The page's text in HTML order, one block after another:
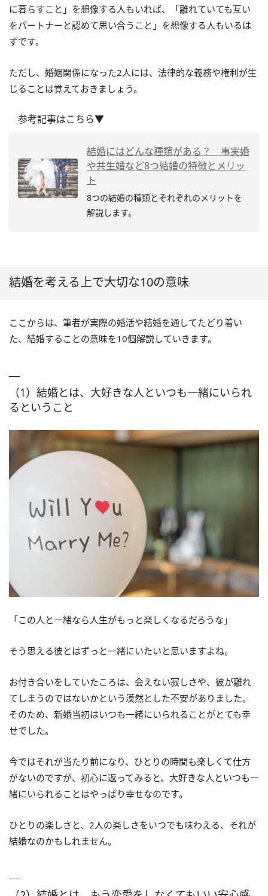
に暮らすこと」を想像する人もいれば、「離れていても互い
をパートナーと認めて思い合うこと」を想像する人もいるは
ずです。
ただし、婚姻関係になった2人には、法律的な義務や権利が生
じることは覚えておきましょう。
参考記事はこちら▼
結婚にはどんな種類がある？ 事実婚
や共生婚など8つ結婚の特徴とメリッ
ト
8つの結婚の種類とそれぞれのメリットを
解説します。
結婚を考える上で大切な10の意味
ここからは、筆者が実際の婚活や結婚を通してたどり着い
た、結婚することの意味を10個解説していきます。
（1）結婚とは、大好きな人といつも一緒にいられ
るということ
「この人と一緒なら人生がもっと楽しくなるだろうな」
そう思える彼とはずっと一緒にいたいと思いますよね。
お付き合いをしていたころは、会えない寂しさや、彼が離れ
てしまうのではないかという漠然とした不安がありました。
そのため、新婚当初はいつも一緒にいられることがとても幸
せでした。
今ではそれが当たり前になり、ひとりの時間も楽しくて仕方
がないのですが、初心に返ってみると、大好きな人といつも一
緒にいられることはやっぱり幸せなのです。
ひとりの楽しさと、2人の楽しさをいつでも味わえる、それが
結婚なのかもしれません。